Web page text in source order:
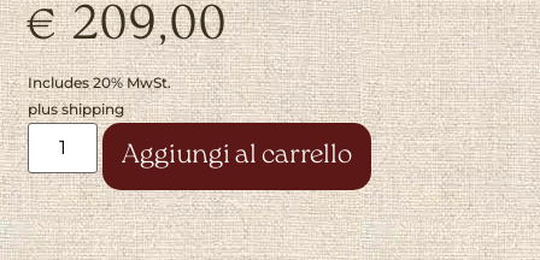
€209,00
Includes 20% MwSt.
plusshipping
Aggiungi al carrello
Alternative: